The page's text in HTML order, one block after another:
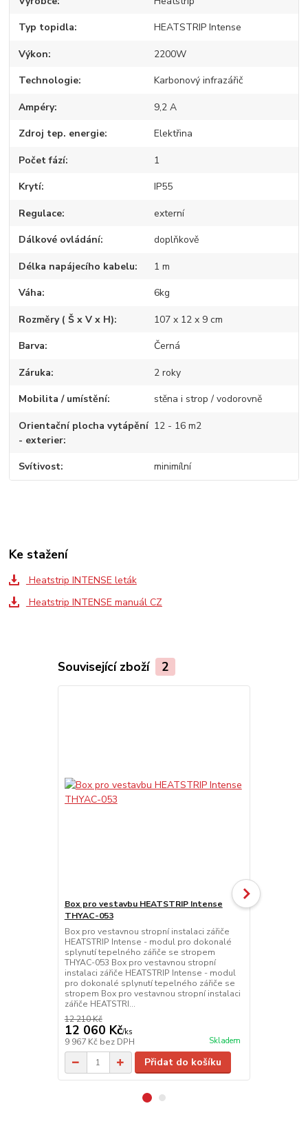
Typ topidla HEATSTRIP Intense
Výkon 2200W
Technologie Karbonový infrazářič
Ampéry 9,2 A
Zdroj tep. energie Elektřina
Počet fází 1
Krytí IP55
Regulace externí
Dálkové ovládání doplňkově
Délka napájecího kabelu 1 m
Váha 6kg
Rozměry ( Š x V x H) 107 x 12 x 9 cm
Barva Černá
Záruka 2 roky
Mobilita / umístění stěna i strop / vodorovně
Orientační plocha vytápění
- exterier
12 - 16 m2
Svítivost minimílní
Ke stažení
Heatstrip INTENSE leták
Heatstrip INTENSE manuál CZ
Související zboží 2
Box pro vestavbu HEATSTRIP Intense
THYAC-053
Box pro vestavnou stropní instalaci zářiče
HEATSTRIP Intense - modul pro dokonalé
splynutí tepelného zářiče se stropem
THYAC-053 Box pro vestavnou stropní
instalaci zářiče HEATSTRIP Intense - modul
pro dokonalé splynutí tepelného zářiče se
stropem Box pro vestavnou stropní instalaci
zářiče HEATSTRI...
12 210 Kč
12 060 Kč/ks
9 967 Kč bez DPH Skladem
Přidat do košíku
Stojan pro